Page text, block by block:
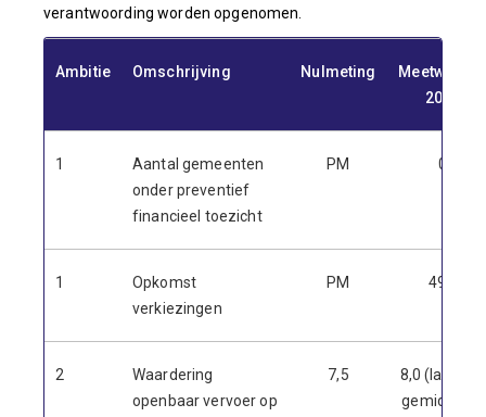
verantwoording worden opgenomen.
Ambitie Omschrijving Nulmeting
2022
1
Aantal gemeenten
onder preventief
financieel toezicht
PM 0
1
Opkomst
verkiezingen
PM 49%
2
Waardering
openbaar vervoer op
7,5
8,0 (landelijk
gemiddelde